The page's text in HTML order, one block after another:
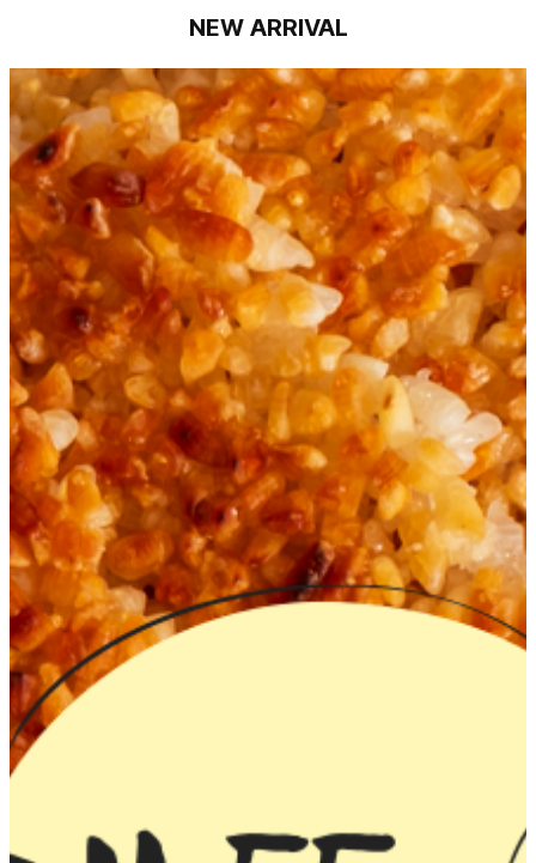
NEW ARRIVAL